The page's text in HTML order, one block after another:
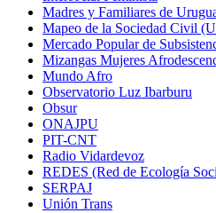
Madres y Familiares de
Mapeo de la Sociedad Civil
Mercado Popular de
Mizangas Mujeres
Mundo Afro
Observatorio Luz Ibarburu
Obsur
ONAJPU
PIT-CNT
Radio Vidardevoz
REDES (Red de Ecología
SERPAJ
Unión Trans